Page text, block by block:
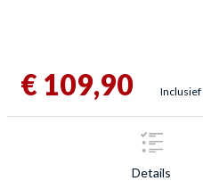
€ 109,90 Inclusief
Details